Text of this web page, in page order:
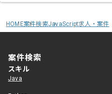
HOME案件検索JavaScript求人・案件
案件検索
スキル
Java